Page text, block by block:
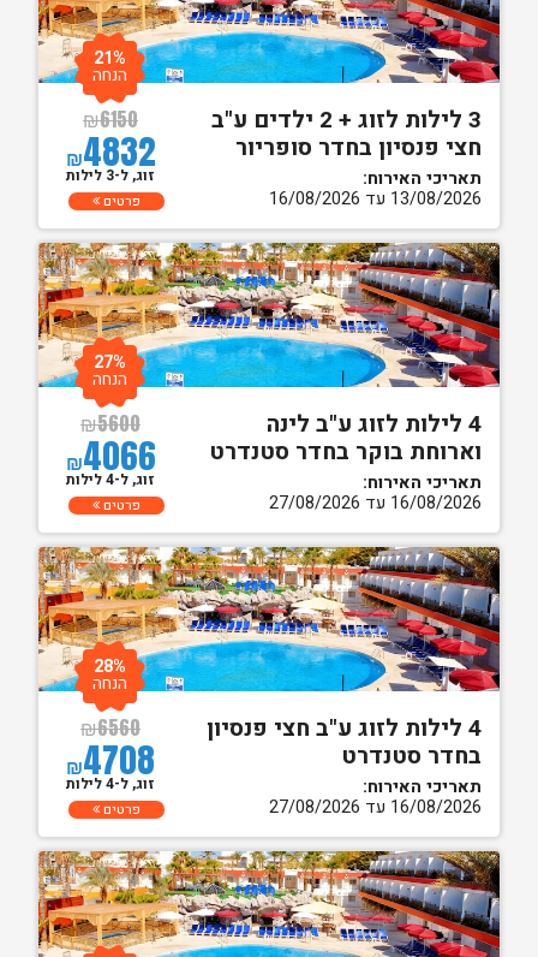
3 לילות לזוג + 2 ילדים ע"ב
חצי פנסיון בחדר סופריור
תאריכי האירוח:
13/08/2026 עד 16/08/2026
₪6150
₪4832
21%
הנחה
זוג, ל-3 לילות
פרטים
4 לילות לזוג ע"ב לינה
וארוחת בוקר בחדר סטנדרט
תאריכי האירוח:
16/08/2026 עד 27/08/2026
₪5600
₪4066
27%
הנחה
זוג, ל-4 לילות
פרטים
4 לילות לזוג ע"ב חצי פנסיון
בחדר סטנדרט
תאריכי האירוח:
16/08/2026 עד 27/08/2026
₪6560
₪4708
28%
הנחה
זוג, ל-4 לילות
פרטים